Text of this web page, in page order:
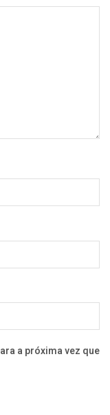
a próxima vez que